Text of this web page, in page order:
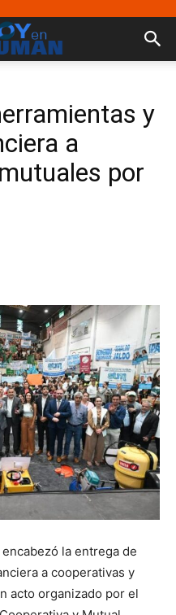
y
a
por
la entrega de
a cooperativas y
acto organizado por el